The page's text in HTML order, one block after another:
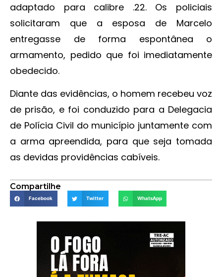
adaptado para calibre .22. Os policiais
solicitaram que a esposa de Marcelo
entregasse de forma espontânea o
armamento, pedido que foi imediatamente
obedecido.
Diante das evidências, o homem recebeu voz
de prisão, e foi conduzido para a Delegacia
de Polícia Civil do município juntamente com
a arma apreendida, para que seja tomada
as devidas providências cabíveis.
Compartilhe
Facebook Twitter WhatsApp